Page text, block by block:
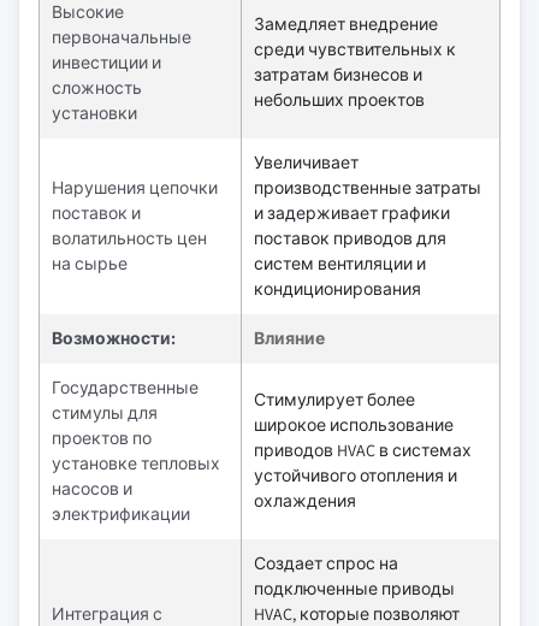
Высокие
первоначальные
инвестиции и
сложность
установки
Замедляет внедрение
среди чувствительных к
затратам бизнесов и
небольших проектов
Нарушения цепочки
поставок и
волатильность цен
на сырье
Увеличивает
производственные затраты
и задерживает графики
поставок приводов для
систем вентиляции и
кондиционирования
Возможности: Влияние
Государственные
стимулы для
проектов по
установке тепловых
насосов и
электрификации
Стимулирует более
широкое использование
приводов HVAC в системах
устойчивого отопления и
охлаждения
Интеграция с
Создает спрос на
подключенные приводы
HVAC, которые позволяют